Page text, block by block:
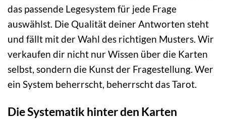
das passende Legesystem für jede Frage
auswählst. Die Qualität deiner Antworten steht
und fällt mit der Wahl des richtigen Musters. Wir
verkaufen dir nicht nur Wissen über die Karten
selbst, sondern die Kunst der Fragestellung. Wer
ein System beherrscht, beherrscht das Tarot.
Die Systematik hinter den Karten